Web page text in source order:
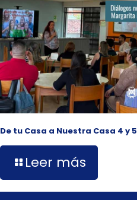
De tu Casa a Nuestra Casa 4 y 5
Leer más